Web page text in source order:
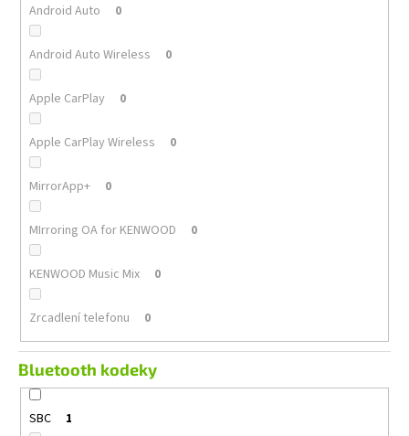
Android Auto 0
Android Auto Wireless 0
Apple CarPlay 0
Apple CarPlay Wireless 0
MirrorApp+ 0
MIrroring OA for KENWOOD 0
KENWOOD Music Mix 0
Zrcadlení telefonu 0
Bluetooth kodeky
SBC 1